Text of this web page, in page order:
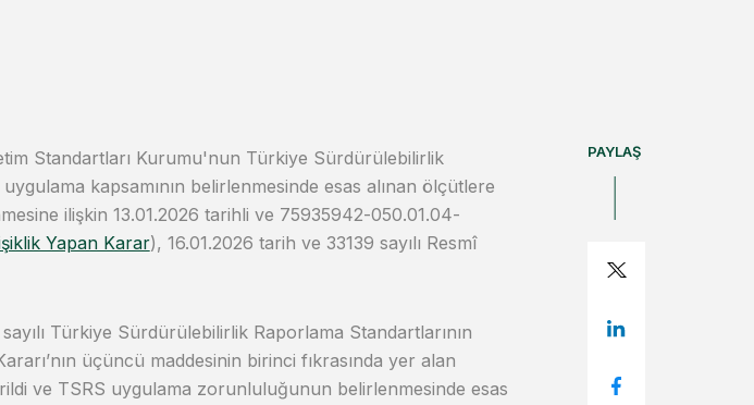
Standartları Kurumu'nun Türkiye Sürdürülebilirlik
kapsamının belirlenmesinde esas alınan ölçütlere
ilişkin 13.01.2026 tarihli ve 75935942-050.01.04-
Yapan Karar), 16.01.2026 tarih ve 33139 sayılı Resmî
Türkiye Sürdürülebilirlik Raporlama Standartlarının
üçüncü maddesinin birinci fıkrasında yer alan
ve TSRS uygulama zorunluluğunun belirlenmesinde esas
PAYLAŞ